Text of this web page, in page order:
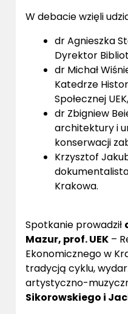
W debacie wzięli
dr Agnieszka
Dyrektor
dr Michał
Katedrze
Społecznej
dr Zbigniew
architektury i
konserwacji
Krzysztof
Krakowa.
Spotkanie prowadził
Mazur, prof. UEK –
Ekonomicznego w
tradycją cyklu,
artystyczno-
Sikorowskiego i